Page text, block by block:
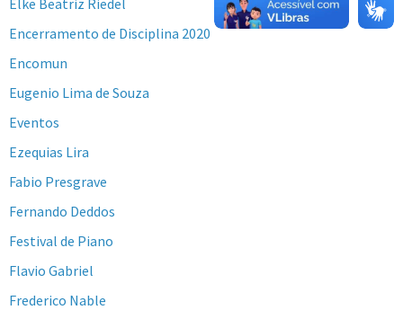
Encerramento de Disciplina 2020
Encomun
Eugenio Lima de Souza
Eventos
Ezequias Lira
Fabio Presgrave
Fernando Deddos
Festival de Piano
Flavio Gabriel
Frederico Nable